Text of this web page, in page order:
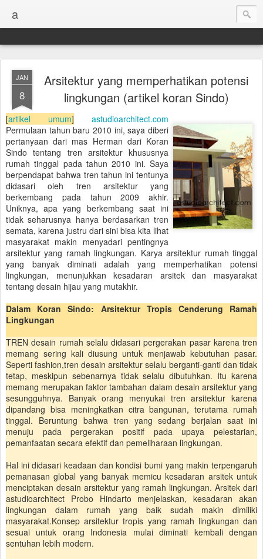
a
JAN
8
Arsitektur yang memperhatikan potensi
lingkungan (artikel koran Sindo)
[artikel umum]
astudioarchitect.com
Permulaan tahun baru 2010 ini, saya diberi
pertanyaan dari mas Herman dari Koran
Sindo tentang tren arsitektur khususnya
rumah tinggal pada tahun 2010 ini. Saya
berpendapat bahwa tren tahun ini tentunya
didasari oleh tren arsitektur yang
berkembang pada tahun 2009 akhir.
Uniknya, apa yang berkembang saat ini
tidak seharusnya hanya berdasarkan tren
semata, karena justru dari sini bisa kita lihat
masyarakat makin menyadari pentingnya
arsitektur yang ramah lingkungan. Karya arsitektur rumah tinggal
yang banyak diminati adalah yang memperhatikan potensi
lingkungan, menunjukkan kesadaran arsitek dan masyarakat
tentang desain hijau yang mutakhir.
Dalam Koran Sindo: Arsitektur Tropis Cenderung Ramah
Lingkungan
TREN desain rumah selalu didasari pergerakan pasar karena tren
memang sering kali diusung untuk menjawab kebutuhan pasar.
Seperti fashion,tren desain arsitektur selalu berganti-ganti dan tidak
tetap, meskipun sebenarnya tidak selalu dibutuhkan. Itu karena
memang merupakan faktor tambahan dalam desain arsitektur yang
sesungguhnya. Banyak orang menyukai tren arsitektur karena
dipandang bisa meningkatkan citra bangunan, terutama rumah
tinggal. Beruntung bahwa tren yang sedang berjalan saat ini
menuju pada pergerakan positif pada upaya pelestarian,
pemanfaatan secara efektif dan pemeliharaan lingkungan.
Hal ini didasari keadaan dan kondisi bumi yang makin terpengaruh
pemanasan global yang banyak memicu kesadaran arsitek untuk
menciptakan desain arsitektur yang ramah lingkungan. Arsitek dari
astudioarchitect Probo Hindarto menjelaskan, kesadaran akan
lingkungan dalam rumah yang baik sudah makin dimiliki
masyarakat.Konsep arsitektur tropis yang ramah lingkungan dan
sesuai untuk orang Indonesia mulai diminati kembali dengan
sentuhan lebih modern.